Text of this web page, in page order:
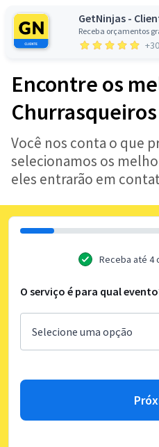
GetNinjas -
Receba orçamentos
Encontre os
Você nos conta o que
selecionamos os
eles entrarão em
Receba até 4
O serviço é para qual